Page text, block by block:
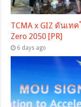
TCMA x GIZ ดันเท
Zero 2050 [PR]
6 days ago